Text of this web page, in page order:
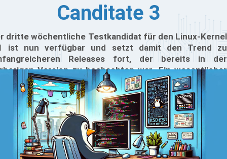
Canditate 3
dritte wöchentliche Testkandidat für den Linux-Kernel
ist nun verfügbar und setzt damit den Trend zu
Releases fort, der bereits in der
Version zu beobachten war. Ein wesentlicher
dieses Updates konzentriert sich auf das
wobei etwa ein Drittel der Patches
das Kern-Netzwerk als auch die zugehörigen
betrifft.